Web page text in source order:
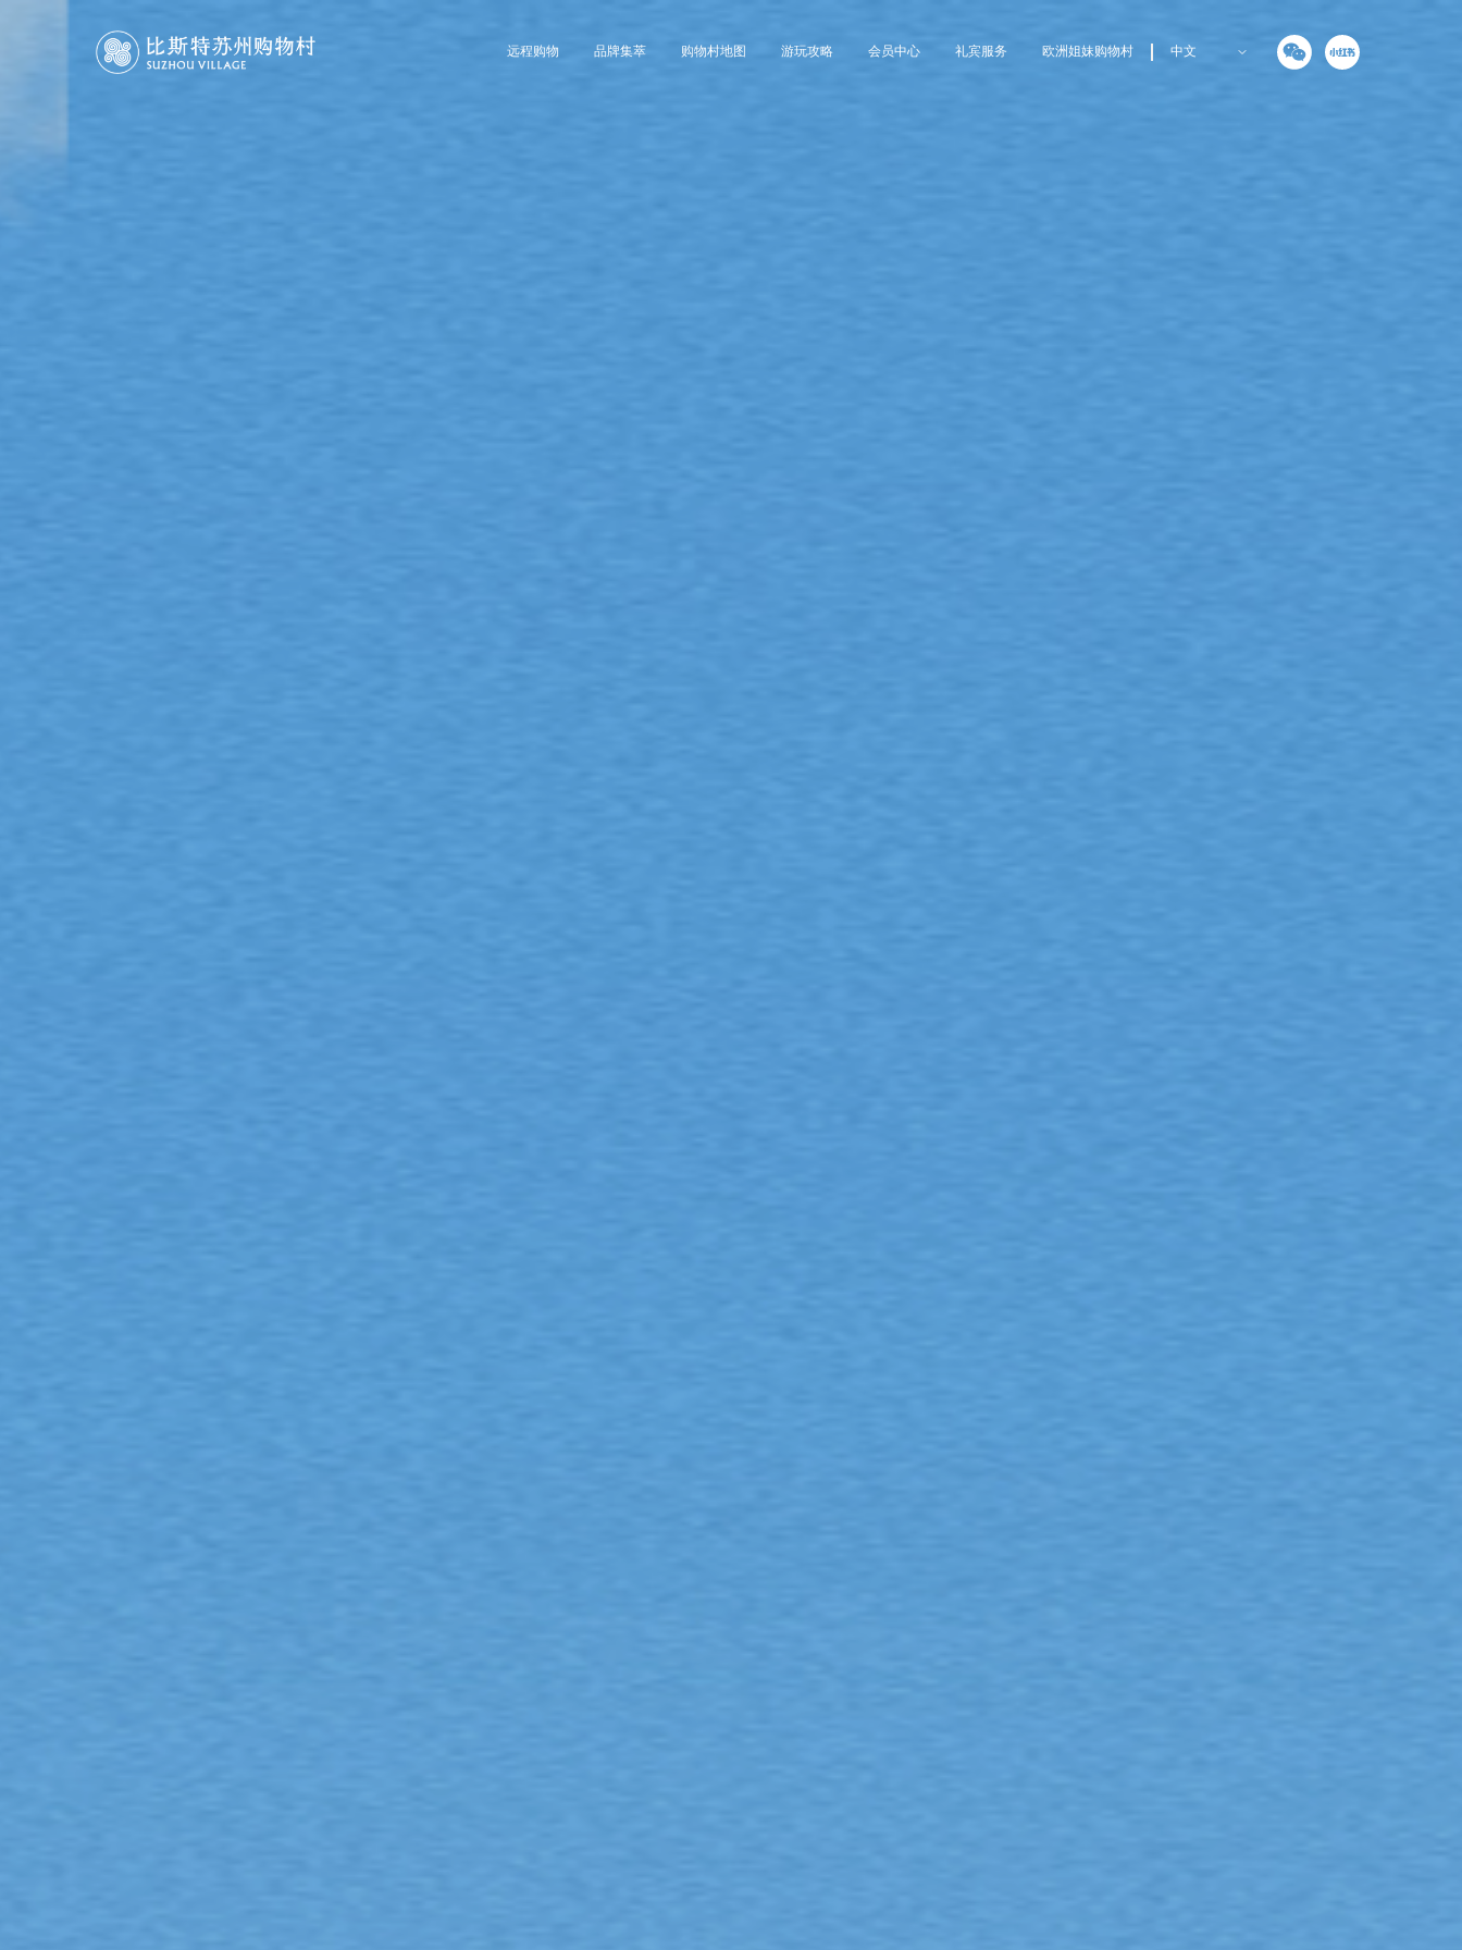
远程购物 品牌集萃 购物村地图 游玩攻略 会员中心 礼宾服务 欧洲姐妹购物村 中文